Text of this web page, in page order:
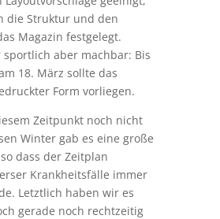
die Struktur und den
Magazin festgelegt.
sportlich aber machbar: Bis
18. März sollte das
Form vorliegen.
Zeitpunkt noch nicht
Winter gab es eine große
dass der Zeitplan
Krankheitsfälle immer
Letztlich haben wir es
gerade noch rechtzeitig